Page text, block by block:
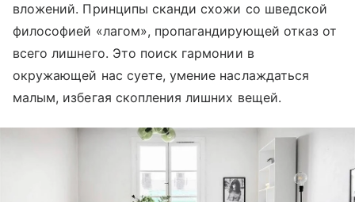
вложений. Принципы сканди схожи со шведской
философией «лагом», пропагандирующей отказ от
всего лишнего. Это поиск гармонии в
окружающей нас суете, умение наслаждаться
малым, избегая скопления лишних вещей.